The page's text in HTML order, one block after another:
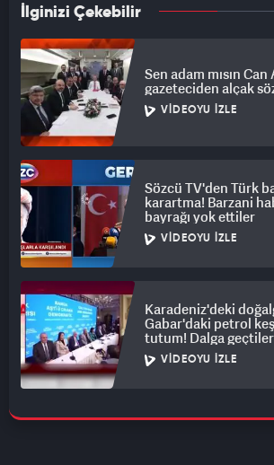
İlginizi Çekebilir
Sen adam mısın
gazeteciden alçak
VIDEOYU İZLE
Sözcü TV'den Türk
karartma! Barzani
bayrağı yok ettiler
VIDEOYU İZLE
Karadeniz'deki
Gabar'daki petrol
tutum! Dalga geçtiler
VIDEOYU İZLE